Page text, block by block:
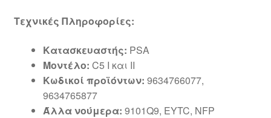
Τεχνικές Πληροφορίες:
Κατασκευαστής: PSA
Μοντέλο: C5 I και II
Κωδικοί προϊόντων: 9634766077,
9634765877
Άλλα νούμερα: 9101Q9, EYTC, NFP